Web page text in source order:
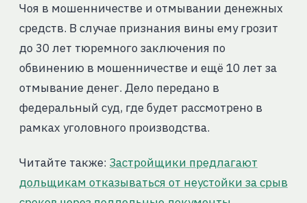
Чоя в мошенничестве и отмывании денежных
средств. В случае признания вины ему грозит
до 30 лет тюремного заключения по
обвинению в мошенничестве и ещё 10 лет за
отмывание денег. Дело передано в
федеральный суд, где будет рассмотрено в
рамках уголовного производства.
Читайте также: Застройщики предлагают
дольщикам отказываться от неустойки за срыв